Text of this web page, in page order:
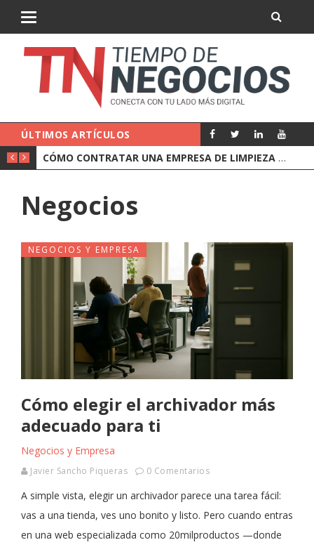
ÚLTIMOS ARTÍCULOS
CÓMO CONTRATAR UNA EMPRESA DE LIMPIEZA PARA OFICINAS
Negocios
NEGOCIOS Y EMPRESA
Cómo elegir el archivador más
adecuado para ti
Negocios y Empresa
Javier Sancho Piqueras 0 Comentarios
A simple vista, elegir un archivador parece una tarea fácil:
vas a una tienda, ves uno bonito y listo. Pero cuando entras
en una web especializada como 20milproductos —donde